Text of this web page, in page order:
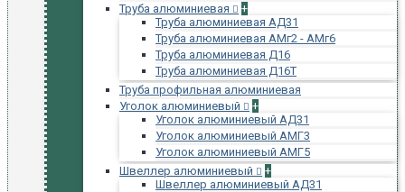
Труба алюминиевая
+
Труба алюминиевая АД31
Труба алюминиевая АМг2 - АМг6
Труба алюминиевая Д16
Труба алюминиевая Д16Т
Труба профильная алюминиевая
Уголок алюминиевый
+
Уголок алюминиевый АД31
Уголок алюминиевый АМГ3
Уголок алюминиевый АМГ5
Швеллер алюминиевый
+
Швеллер алюминиевый АД31